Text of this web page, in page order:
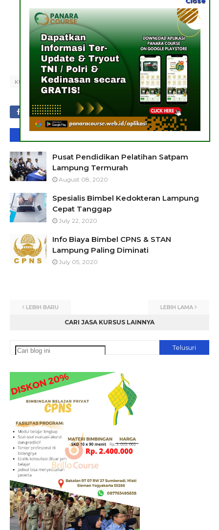
Salam hangat,
Brillo Course
KURSUS DI LAMPUNG
Pusat Pendidikan Pelatihan Satpam
Lampung Termurah
August 08, 2020
Spesialis Bimbel Kedokteran Lampung
Cepat Tanggap
July 22, 2020
Info Biaya Bimbel CPNS & STAN
Lampung Paling Diminati
July 05, 2020
LEBIH BARU LEBIH LAMA
CARI JASA KURSUS LAINNYA